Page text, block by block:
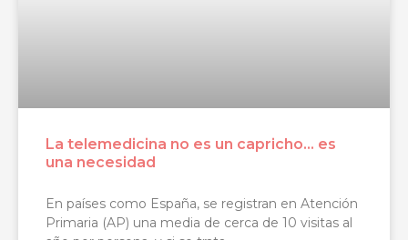
La telemedicina no es un capricho… es
una necesidad
En países como España, se registran en Atención
Primaria (AP) una media de cerca de 10 visitas al